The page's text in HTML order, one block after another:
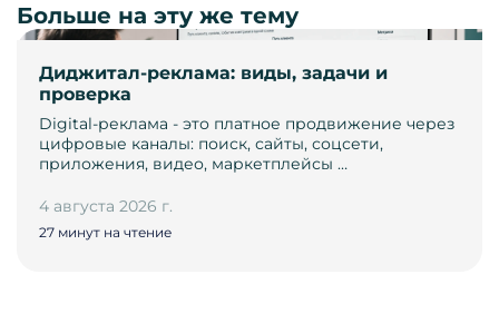
Диджитал-реклама: виды, задачи и
проверка
Digital-реклама - это платное продвижение через
цифровые каналы: поиск, сайты, соцсети,
приложения, видео, маркетплейсы …
4 августа 2026 г.
27 минут на чтение
Больше на эту же тему